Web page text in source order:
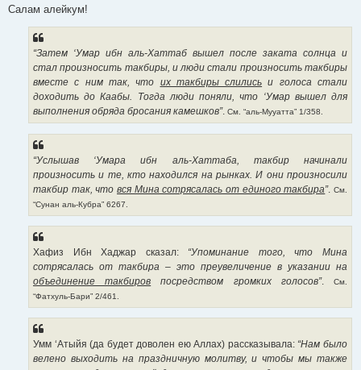
о
Салам алейкум!
“Затем ‘Умар ибн аль-Хаттаб вышел после заката солнца и
стал произносить такбиры, и люди стали произносить такбиры
вместе с ним так, что их такбиры слились и голоса стали
доходить до Каабы. Тогда люди поняли, что ‘Умар вышел для
выполнения обряда бросания камешков”. См. “аль-Мууатта” 1/358.
“Услышав ‘Умара ибн аль-Хаттаба, такбир начинали
произносить и те, кто находился на рынках. И они произносили
такбир так, что вся Мина сотрясалась от единого такбира”.См.
“Сунан аль-Кубра” 6267.
Хафиз Ибн Хаджар сказал: “Упоминание того, что Мина
сотрясалась от такбира – это преувеличение в указании на
объединение такбиров посредством громких голосов”.См.
“Фатхуль-Бари” 2/461.
Умм ‘Атыйя (да будет доволен ею Аллах) рассказывала: “Нам было
велено выходить на праздничную молитву, и чтобы мы также